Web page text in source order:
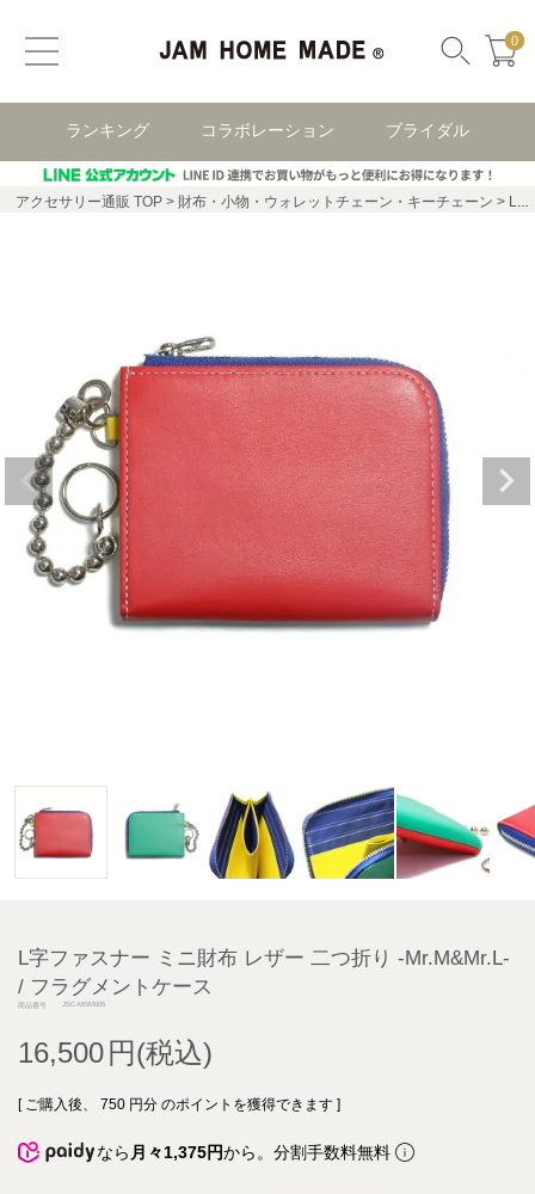
0
ランキング コラボレーション ブライダル
アクセサリー通販 TOP 財布・小物・ウォレットチェーン・キーチェーン L字ファスナー ミニ財布 レザー 二つ折り -Mr.M&Mr.L- / フラグメントケース
L字ファスナー ミニ財布 レザー 二つ折り -Mr.M&Mr.L-
/ フラグメントケース
商品番号 JSC-MSM005
16,500
[ ご購入後、 750 円分 のポイントを獲得できます ]
なら 月々1,375円から。分割手数料無料